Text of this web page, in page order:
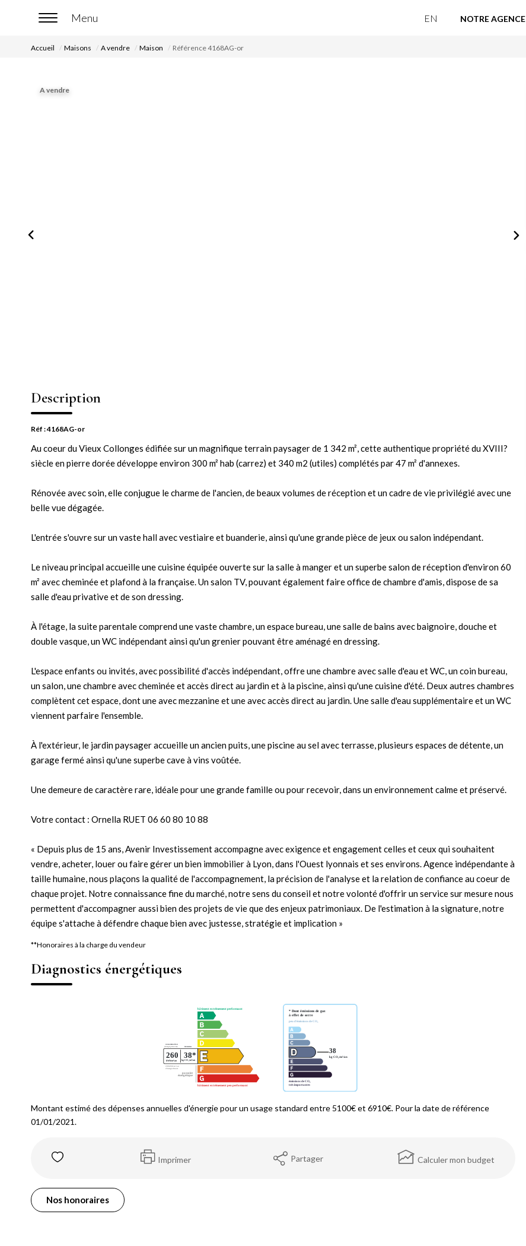
NOTRE AGENCE
EN
Accueil Maisons A vendre Maison Référence 4168AG-or
A vendre
Description
Réf : 4168AG-or
Au coeur du Vieux Collonges édifiée sur un magnifique terrain paysager de 1 342 m², cette authentique propriété du XVIII?
siècle en pierre dorée développe environ 300 m² hab (carrez) et 340 m2 (utiles) complétés par 47 m² d'annexes.
Rénovée avec soin, elle conjugue le charme de l'ancien, de beaux volumes de réception et un cadre de vie privilégié avec une
belle vue dégagée.
L'entrée s'ouvre sur un vaste hall avec vestiaire et buanderie, ainsi qu'une grande pièce de jeux ou salon indépendant.
Le niveau principal accueille une cuisine équipée ouverte sur la salle à manger et un superbe salon de réception d'environ 60
m² avec cheminée et plafond à la française. Un salon TV, pouvant également faire office de chambre d'amis, dispose de sa
salle d'eau privative et de son dressing.
À l'étage, la suite parentale comprend une vaste chambre, un espace bureau, une salle de bains avec baignoire, douche et
double vasque, un WC indépendant ainsi qu'un grenier pouvant être aménagé en dressing.
L'espace enfants ou invités, avec possibilité d'accès indépendant, offre une chambre avec salle d'eau et WC, un coin bureau,
un salon, une chambre avec cheminée et accès direct au jardin et à la piscine, ainsi qu'une cuisine d'été. Deux autres chambres
complètent cet espace, dont une avec mezzanine et une avec accès direct au jardin. Une salle d'eau supplémentaire et un WC
viennent parfaire l'ensemble.
À l'extérieur, le jardin paysager accueille un ancien puits, une piscine au sel avec terrasse, plusieurs espaces de détente, un
garage fermé ainsi qu'une superbe cave à vins voûtée.
Une demeure de caractère rare, idéale pour une grande famille ou pour recevoir, dans un environnement calme et préservé.
Votre contact : Ornella RUET 06 60 80 10 88
« Depuis plus de 15 ans, Avenir Investissement accompagne avec exigence et engagement celles et ceux qui souhaitent
vendre, acheter, louer ou faire gérer un bien immobilier à Lyon, dans l'Ouest lyonnais et ses environs. Agence indépendante à
taille humaine, nous plaçons la qualité de l'accompagnement, la précision de l'analyse et la relation de confiance au coeur de
chaque projet. Notre connaissance fine du marché, notre sens du conseil et notre volonté d'offrir un service sur mesure nous
permettent d'accompagner aussi bien des projets de vie que des enjeux patrimoniaux. De l'estimation à la signature, notre
équipe s'attache à défendre chaque bien avec justesse, stratégie et implication »
**Honoraires à la charge du vendeur
Diagnostics énergétiques
Montant estimé des dépenses annuelles d'énergie pour un usage standard entre 5100€ et 6910€. Pour la date de référence
01/01/2021.
Imprimer Partager Calculer mon budget
Nos honoraires